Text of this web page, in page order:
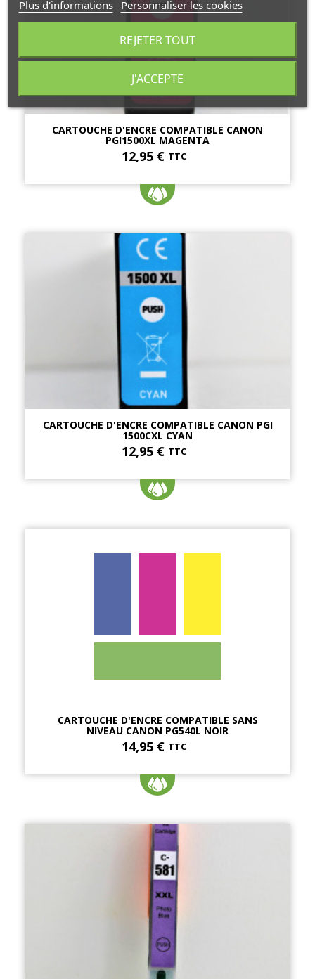
CARTOUCHE D'ENCRE COMPATIBLE CANON
PGI1500XL MAGENTA
12,95 € TTC
CARTOUCHE D'ENCRE COMPATIBLE CANON PGI
1500CXL CYAN
12,95 € TTC
CARTOUCHE D'ENCRE COMPATIBLE SANS
NIVEAU CANON PG540L NOIR
14,95 € TTC
Plus d'informations Personnaliser les cookies
REJETER TOUT
J'ACCEPTE